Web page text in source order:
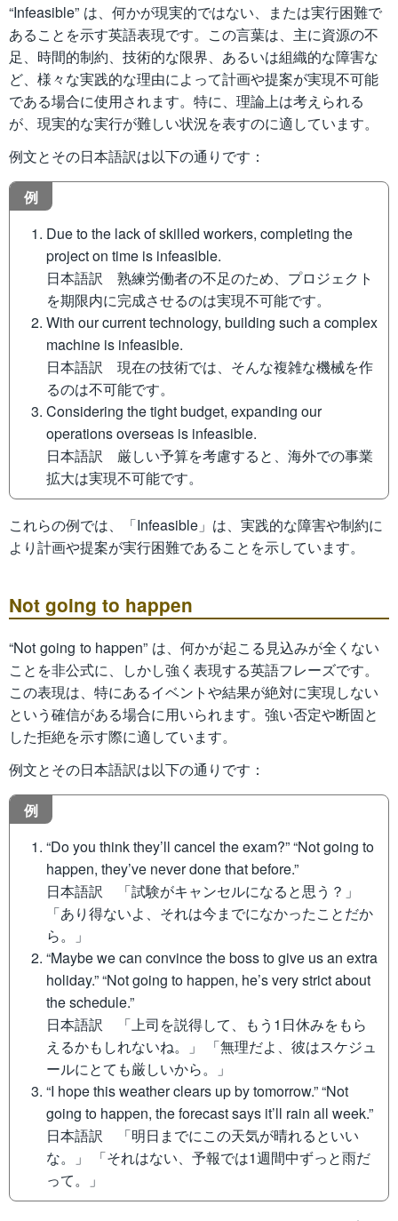
“Infeasible” は、何かが現実的ではない、または実行困難で
あることを示す英語表現です。この言葉は、主に資源の不
足、時間的制約、技術的な限界、あるいは組織的な障害な
ど、様々な実践的な理由によって計画や提案が実現不可能
である場合に使用されます。特に、理論上は考えられる
が、現実的な実行が難しい状況を表すのに適しています。
例文とその日本語訳は以下の通りです：
例
Due to the lack of skilled workers, completing the
project on time is infeasible.
日本語訳 熟練労働者の不足のため、プロジェクト
を期限内に完成させるのは実現不可能です。
With our current technology, building such a complex
machine is infeasible.
日本語訳 現在の技術では、そんな複雑な機械を作
るのは不可能です。
Considering the tight budget, expanding our
operations overseas is infeasible.
日本語訳 厳しい予算を考慮すると、海外での事業
拡大は実現不可能です。
これらの例では、「Infeasible」は、実践的な障害や制約に
より計画や提案が実行困難であることを示しています。
Not going to happen
“Not going to happen” は、何かが起こる見込みが全くない
ことを非公式に、しかし強く表現する英語フレーズです。
この表現は、特にあるイベントや結果が絶対に実現しない
という確信がある場合に用いられます。強い否定や断固と
した拒絶を示す際に適しています。
例文とその日本語訳は以下の通りです：
例
“Do you think they’ll cancel the exam?” “Not going to
happen, they’ve never done that before.”
日本語訳 「試験がキャンセルになると思う？」
「あり得ないよ、それは今までになかったことだか
ら。」
“Maybe we can convince the boss to give us an extra
holiday.” “Not going to happen, he’s very strict about
the schedule.”
日本語訳 「上司を説得して、もう1日休みをもら
えるかもしれないね。」 「無理だよ、彼はスケジュ
ールにとても厳しいから。」
“I hope this weather clears up by tomorrow.” “Not
going to happen, the forecast says it’ll rain all week.”
日本語訳 「明日までにこの天気が晴れるといい
な。」 「それはない、予報では1週間中ずっと雨だ
って。」